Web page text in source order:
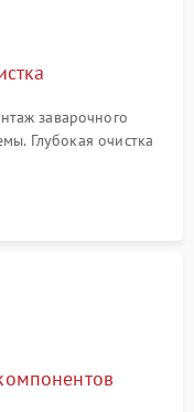
заварочного
Глубокая очистка
жмыха и накипи.
с использованием